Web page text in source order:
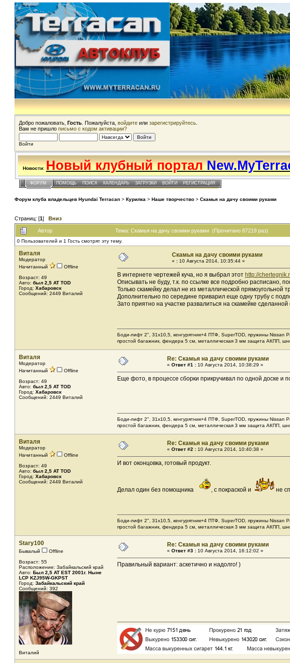
Добро пожаловать, Гость . Пожалуйста, войдите или зарегистрируйтесь
Вам не пришло письмо с кодом активации?
Войти
Новости: Новый клубный портал
ФОРУМ ПОМОЩЬ ПОИСК КАЛЕНДАРЬ ЗАГРУЗКИ ВОЙТИ РЕГИСТРАЦИЯ
Форум клуба владельцев Hyundai Terracan > Курилка > Наше творчество > Скамья на дачу своими руками
Страниц: [1] Вниз
Автор Тема: Скамья на дачу своими руками (Прочитано 87219 раз)
0 Пользователей и 1 Гость смотрят эту тему.
Виталя
Модератор
Начитанный
Offline
Возраст: 49
Авто: был 2,5 AT TOD
Город: Хабаровск
Сообщений: 2449 Виталий
Скамья на дачу своими руками
« : 10 Августа 2014, 10:35:44 »
В интернете чертежей куча, но я выбрал этот http://
Описывать не буду, т.к. по ссылке все подробно расписано,
Только скамейку делал не из металлической
Дополнительно по середине приварил еще одну трубу с
Зато приятно на участке развалиться на скамейке
Боди-лифт 2", 31х10,5, кенгурятник+4 ПТФ, SuperTOD, пружины Nissan
простой багажник, фендера 5 см, металлическая 3 мм защита АКПП,
Виталя
Модератор
Начитанный
Offline
Возраст: 49
Авто: был 2,5 AT TOD
Город: Хабаровск
Сообщений: 2449 Виталий
Re: Скамья на дачу своими руками
« Ответ #1 : 10 Августа 2014, 10:38:29 »
Еще фото, в процессе сборки прикручивал по одной доске и
Боди-лифт 2", 31х10,5, кенгурятник+4 ПТФ, SuperTOD, пружины Nissan
простой багажник, фендера 5 см, металлическая 3 мм защита АКПП,
Виталя
Модератор
Начитанный
Offline
Возраст: 49
Авто: был 2,5 AT TOD
Город: Хабаровск
Сообщений: 2449 Виталий
Re: Скамья на дачу своими руками
« Ответ #2 : 10 Августа 2014, 10:40:38 »
И вот оконцовка, готовый продукт.
Делал один без помощника , с покраской и не
Боди-лифт 2", 31х10,5, кенгурятник+4 ПТФ, SuperTOD, пружины Nissan
простой багажник, фендера 5 см, металлическая 3 мм защита АКПП,
Stary100
Бывалый
Offline
Возраст: 55
Расположение: Забайкальский край
Авто: Был 2,5 AT EST 2001г. Ныне
LCP KZJ95W-GKPST
Город: Забайкальский край
Сообщений: 392
Виталий
Re: Скамья на дачу своими руками
« Ответ #3 : 10 Августа 2014, 16:12:02 »
Правильный вариант: аскетично и надолго! )